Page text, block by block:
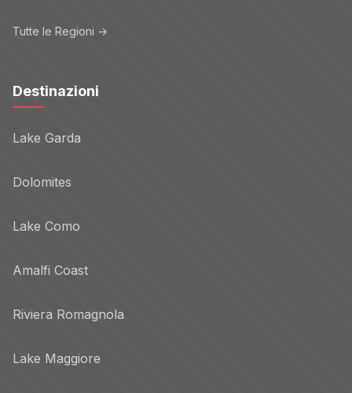
Tutte le Regioni →
Destinazioni
Lake Garda
Dolomites
Lake Como
Amalfi Coast
Riviera Romagnola
Lake Maggiore